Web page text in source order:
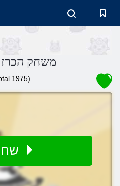
משחק
1975)